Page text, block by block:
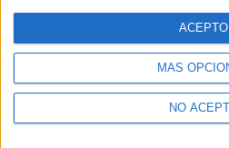
MÁS
NO
ACEPTO
gratis una copia de nuestro ebook
primer año de universidad